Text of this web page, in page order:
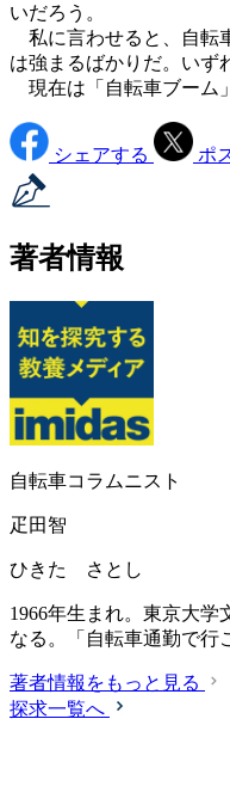
いだろう。
私に言わせると、自転
は強まるばかりだ。いず
現在は「自転車ブーム
シェアする ポ
著者情報
自転車コラムニスト
疋田智
ひきた さとし
1966年生まれ。東京大
なる。「自転車通勤で行
著者情報をもっと見る
探求一覧へ